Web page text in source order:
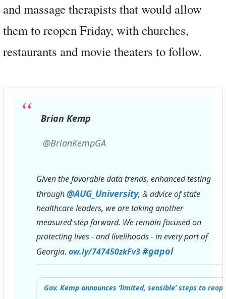
and massage therapists that would allow
them to reopen Friday, with churches,
restaurants and movie theaters to follow.
Brian Kemp
✔
@BrianKempGA
Given the favorable data trends, enhanced testing
through @AUG_University, & advice of state
healthcare leaders, we are taking another
measured step forward. We remain focused on
protecting lives - and livelihoods - in every part of
Georgia. h
t
ow.ly/747450zkFv3#gapol
Gov. Kemp announces ‘limited, sensible’ steps to